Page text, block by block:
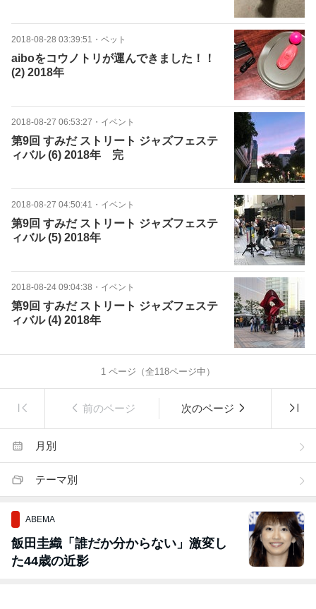
2018-08-28 03:39:51 ・ ペット
aiboをコウノトリが運んできました！！
(2) 2018年
2018-08-27 06:53:27 ・ イベント
第9回 すみだ ストリート ジャズフェステ
ィバル (6) 2018年 完
2018-08-27 04:50:41 ・ イベント
第9回 すみだ ストリート ジャズフェステ
ィバル (5) 2018年
2018-08-24 09:04:38 ・ イベント
第9回 すみだ ストリート ジャズフェステ
ィバル (4) 2018年
1 ページ（全118ページ中）
前のページ 次のページ
月別
テーマ別
ABEMA
飯田圭織「誰だか分からない」激変し
た44歳の近影